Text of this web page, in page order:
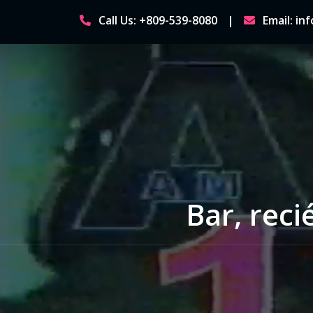
content
Call Us: +809-539-8080 Email:
Bar,